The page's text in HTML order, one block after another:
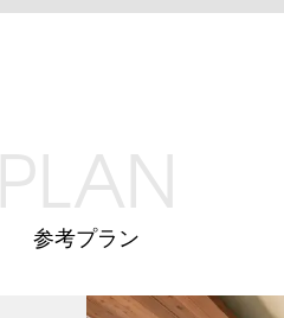
PLAN
参考プラン